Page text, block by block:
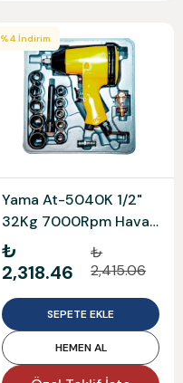
%4 İndirim
Yama At-5040K 1/2"
32Kg 7000Rpm Havalı
Somun Sökme
₺
2,318.46
₺
2,415.06
SEPETE EKLE
HEMEN AL